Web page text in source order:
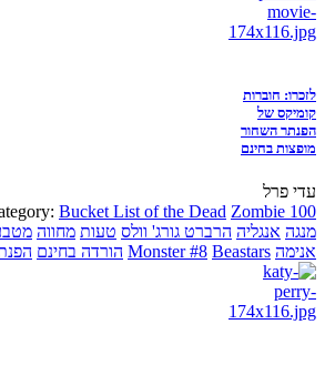
לזכרו: חוברות
קומיקס של
הפנתר השחור
מופצות בחינם
עדי פרל
Bucket List of the Dead Zombie 100
מנגה אנגליה הרברט גורג' וולס טעות מחווה
אנימה
Monster #8 Beastars הורדה בחינם